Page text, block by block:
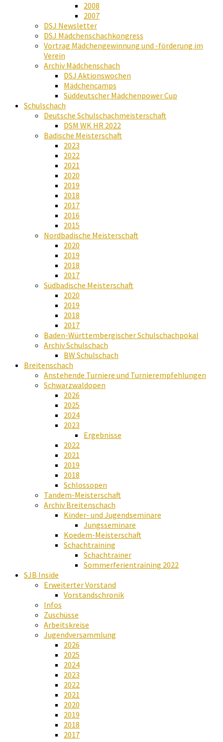
2008
2007
DSJ Newsletter
DSJ Mädchenschachkongress
Vortrag Mädchengewinnung und -förderung im
Verein
Archiv Mädchenschach
DSJ Aktionswochen
Mädchencamps
Süddeutscher Mädchenpower Cup
Schulschach
Deutsche Schulschachmeisterschaft
DSM WK HR 2022
Badische Meisterschaft
2023
2022
2021
2020
2019
2018
2017
2016
2015
Nordbadische Meisterschaft
2020
2019
2018
2017
Südbadische Meisterschaft
2020
2019
2018
2017
Baden-Württembergischer Schulschachpokal
Archiv Schulschach
BW Schulschach
Breitenschach
Anstehende Turniere und Turnierempfehlungen
Schwarzwaldopen
2026
2025
2024
2023
Ergebnisse
2022
2021
2019
2018
Schlossopen
Tandem-Meisterschaft
Archiv Breitenschach
Kinder- und Jugendseminare
Jungsseminare
Koedem-Meisterschaft
Schachtraining
Schachtrainer
Sommerferientraining 2022
SJB Inside
Erweiterter Vorstand
Vorstandschronik
Infos
Zuschüsse
Arbeitskreise
Jugendversammlung
2026
2025
2024
2023
2022
2021
2020
2019
2018
2017